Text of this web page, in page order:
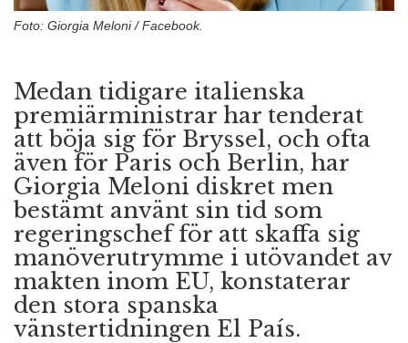
Foto: Giorgia Meloni / Facebook.
Medan tidigare italienska
premiärministrar har tenderat
att böja sig för Bryssel, och ofta
även för Paris och Berlin, har
Giorgia Meloni diskret men
bestämt använt sin tid som
regeringschef för att skaffa sig
manöverutrymme i utövandet av
makten inom EU, konstaterar
den stora spanska
vänstertidningen El País.